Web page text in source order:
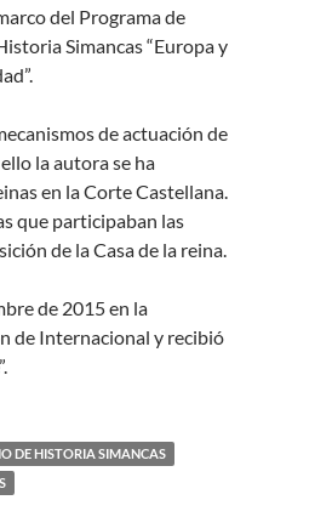
del Programa de
Simancas “Europa y
de actuación de
la autora se ha
en la Corte Castellana.
que participaban las
de la Casa de la reina.
de 2015 en la
de Internacional y recibió
DE HISTORIA SIMANCAS